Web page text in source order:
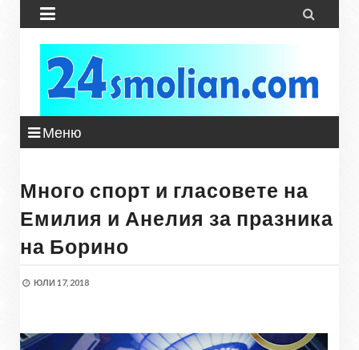
 
Меню
Много спорт и гласовете на
Емилия и Анелия за празника
на Борино
ЮЛИ 17, 2018